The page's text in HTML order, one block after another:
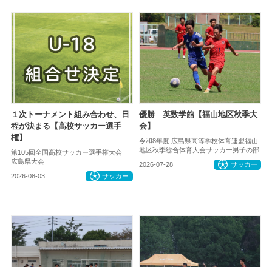
１次トーナメント組み合わせ、日
程が決まる【高校サッカー選手
権】
第105回全国高校サッカー選手権大会
広島県大会
2026-08-03 サッカー
優勝 英数学館【福山地区秋季大
会】
令和8年度 広島県高等学校体育連盟福山
地区秋季総合体育大会サッカー男子の部
2026-07-28 サッカー